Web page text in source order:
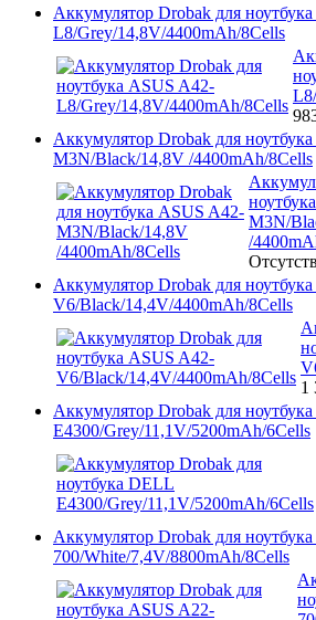
Аккумулятор Drobak для
L8/Grey/14,8V/4400mAh/8Cells
Аккумулятор Drobak для
M3N/Black/14,8V /4400mAh/8Cells
M3N/
/
Аккумулятор Drobak для
V6/Black/14,4V/4400mAh/8Cells
1
Аккумулятор Drobak для
E4300/Grey/11,1V/5200mAh/6Cells
Аккумулятор Drobak для
700/White/7,4V/8800mAh/8Cells